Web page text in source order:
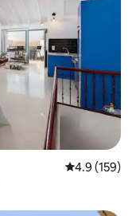
औसत रेटिंग 5 में
4.9 (159)